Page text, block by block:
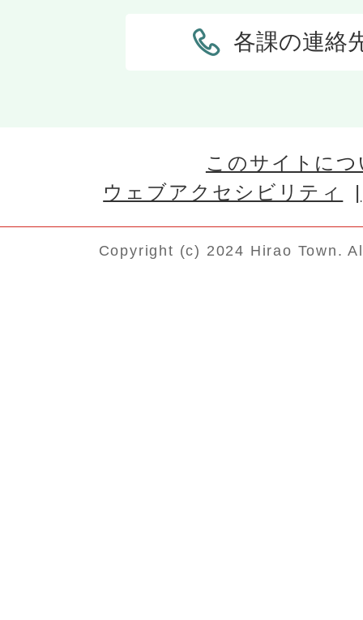
各課の連絡
このサイトに
ウェブアクセシビリティ
Copyright (c) 2024 Hirao Town.